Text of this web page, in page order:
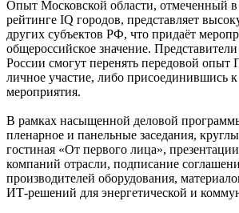
Опыт Московской области, отмеченный
рейтинге IQ городов, представляет
других субъектов РФ, что придаёт
общероссийское значение.
России смогут перенять передовой опыт
личное участие, либо присоединившись
мероприятия.
В рамках насыщенной деловой
пленарное и панельные заседания,
гостиная «От первого лица»,
компаний отрасли, подписание
производителей оборудования,
ИТ-решений для энергетической и